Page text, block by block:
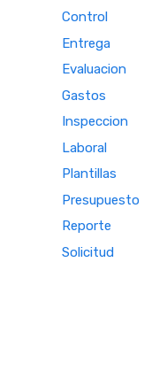
Control
Entrega
Evaluacion
Gastos
Inspeccion
Laboral
Plantillas
Presupuesto
Reporte
Solicitud